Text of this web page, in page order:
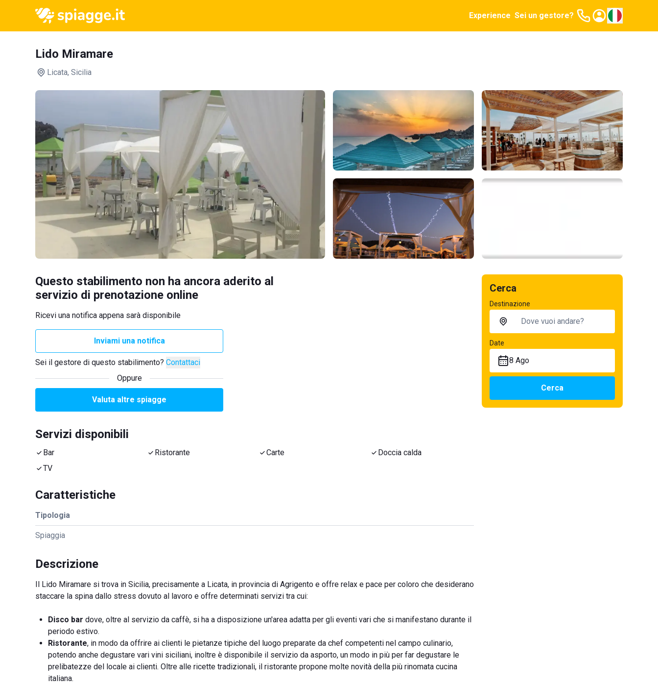
Experience Sei un gestore?
Lido Miramare
Licata, Sicilia
Questo stabilimento non ha ancora aderito al
servizio di prenotazione online
Ricevi una notifica appena sarà disponibile
Inviami una notifica
Sei il gestore di questo stabilimento? Contattaci
Oppure
Valuta altre spiagge
Servizi disponibili
Bar Ristorante Carte
Doccia calda
TV
Caratteristiche
Tipologia
Spiaggia
Descrizione
Il Lido Miramare si trova in Sicilia, precisamente a Licata, in provincia di Agrigento e offre relax e pace per coloro che desiderano
staccare la spina dallo stress dovuto al lavoro e offre determinati servizi tra cui:
Disco bar dove, oltre al servizio da caffè, si ha a disposizione un'area adatta per gli eventi vari che si manifestano durante il
periodo estivo.
Ristorante, in modo da offrire ai clienti le pietanze tipiche del luogo preparate da chef competenti nel campo culinario,
potendo anche degustare vari vini siciliani, inoltre è disponibile il servizio da asporto, un modo in più per far degustare le
prelibatezze del locale ai clienti. Oltre alle ricette tradizionali, il ristorante propone molte novità della più rinomata cucina
italiana.
Cerca
Destinazione
Date
8 Ago
Cerca